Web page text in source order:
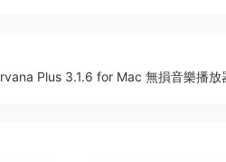
Plus 3.1.6 for Mac 無損音樂播放